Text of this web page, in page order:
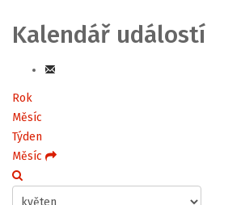
Kalendář událostí
Rok
Měsíc
Týden
Měsíc